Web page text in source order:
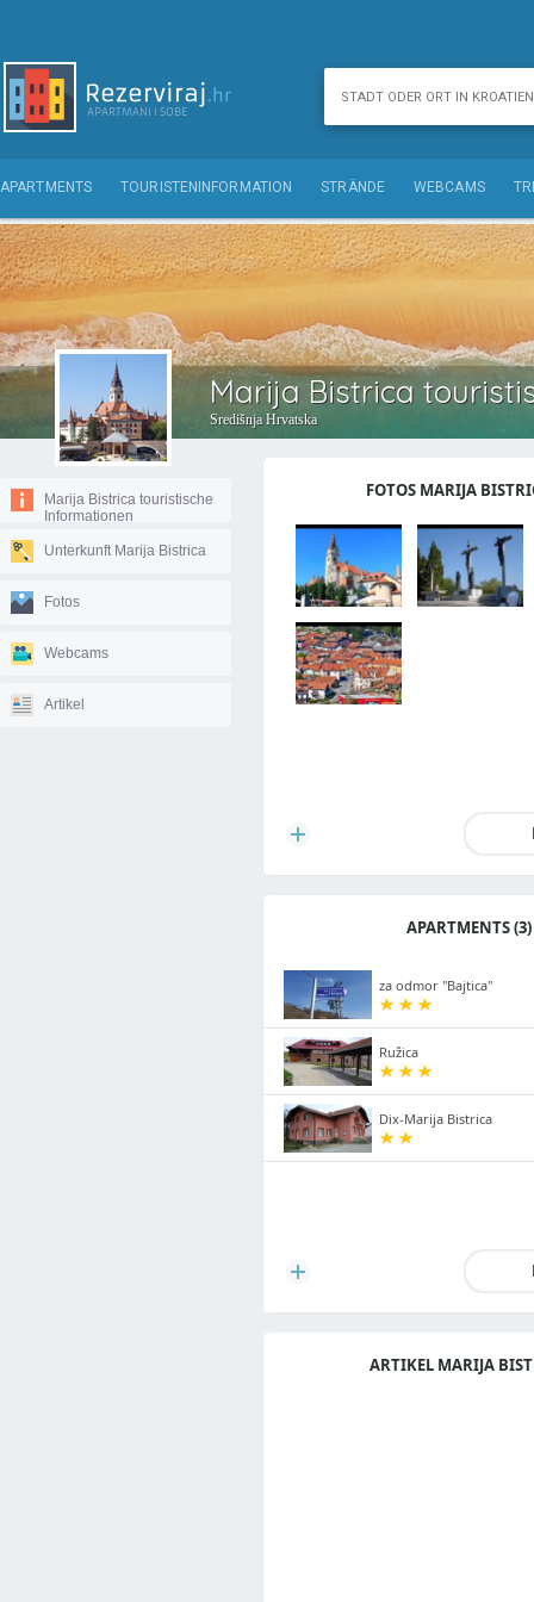
APARTMENTS TOURISTENINFORMATION STRÄNDE WEBCAMS
Marija Bistrica
Središnja Hrvatska
Marija Bistrica touristische
Informationen
Unterkunft Marija Bistrica
Fotos
Webcams
Artikel
FOTOS MARIJA
APARTMENTS (3)
za odmor "Bajtica"
Ružica
Dix-Marija Bistrica
ARTIKEL MARIJA